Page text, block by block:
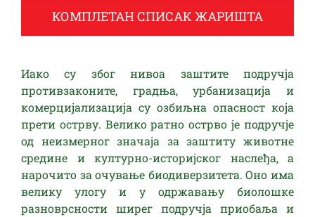
КОМПЛЕТАН СПИСАК ЖАРИШТА
Иако су због нивоа заштите подручја
противзаконите, градња, урбанизација и
комерцијализација су озбиљна опасност која
прети острву. Велико ратно острво је подручје
од неизмерног значаја за заштиту животне
средине и културно-историјског наслеђа, а
нарочито за очување биодиверзитета. Оно има
велику улогу и у одржавању биолошке
разноврсности ширег подручја приобаља и